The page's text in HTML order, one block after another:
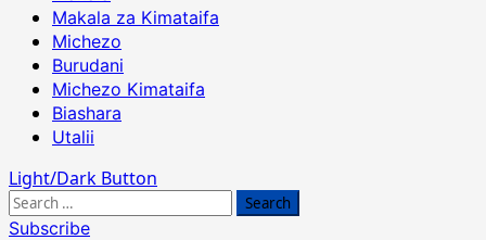
Makala za Kimataifa
Michezo
Burudani
Michezo Kimataifa
Biashara
Utalii
Light/Dark Button
Search
for:
Subscribe